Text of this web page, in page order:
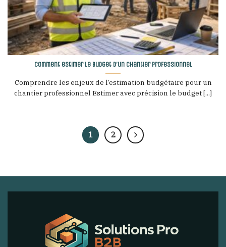
Comment estimer le budget d’un chantier professionnel
Comprendre les enjeux de l’estimation budgétaire pour un
chantier professionnel Estimer avec précision le budget [...]
1 2